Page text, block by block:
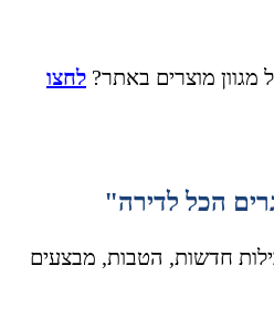
לחצו
הכל לדירה"
24/7 על חבילות חדשות, הטבות, מבצעים